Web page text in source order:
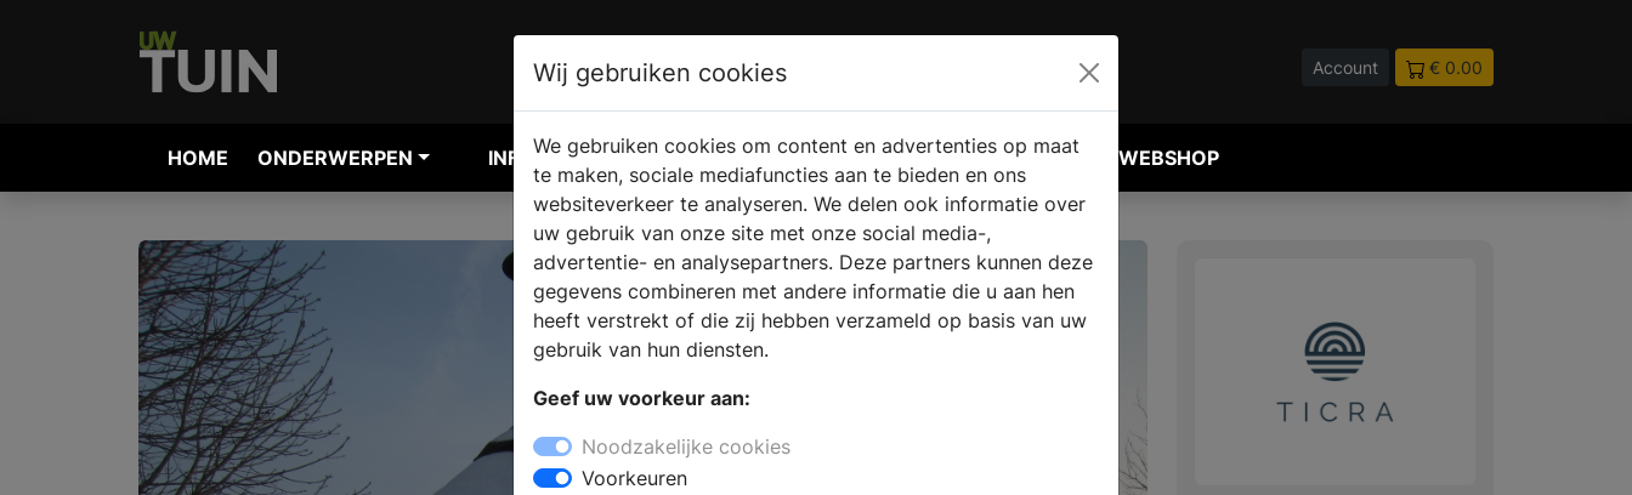
Account € 0.00
HOME ONDERWERPEN INFORMATIE AANVRAGEN VERKOOPLOCATIE VINDEN WEBSHOP
Wij gebruiken cookies
We gebruiken cookies om content en advertenties op maat
te maken, sociale mediafuncties aan te bieden en ons
websiteverkeer te analyseren. We delen ook informatie over
uw gebruik van onze site met onze social media-,
advertentie- en analysepartners. Deze partners kunnen deze
gegevens combineren met andere informatie die u aan hen
heeft verstrekt of die zij hebben verzameld op basis van uw
gebruik van hun diensten.
Geef uw voorkeur aan:
Noodzakelijke cookies
Voorkeuren